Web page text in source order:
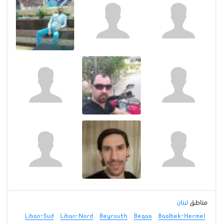
مناطق لبنان
Baalbek-Hermel
Beqaa
Beyrouth
Liban-Nord
Liban-Sud